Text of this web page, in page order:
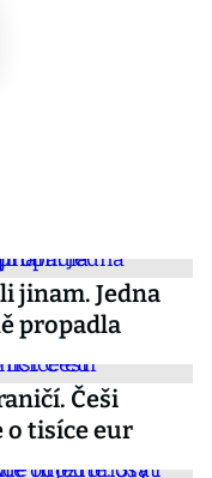
jinam. Jedna
propadla
Češi
o tisíce eur